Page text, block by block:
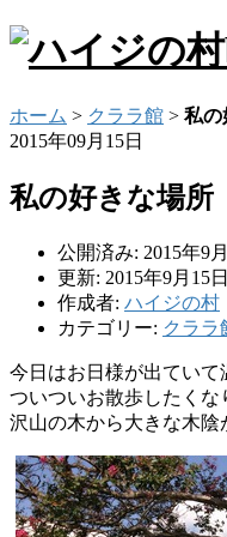
ホーム > クララ館 > 私の
2015年09月15日
私の好きな場所
公開済み: 2015年9
更新: 2015年9月15日
作成者: ハイジの村
カテゴリー: クララ
今日はお日様が出ていて
ついついお散歩したくな
沢山の木から大きな木陰